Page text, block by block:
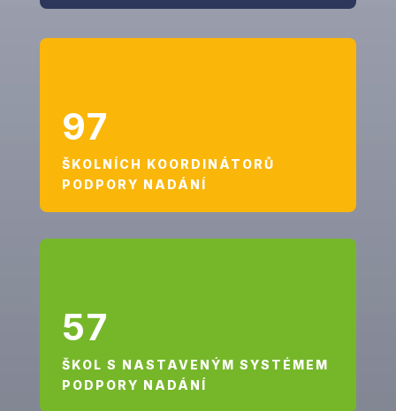
97
ŠKOLNÍCH KOORDINÁTORŮ
PODPORY NADÁNÍ
57
ŠKOL S NASTAVENÝM SYSTÉMEM
PODPORY NADÁNÍ